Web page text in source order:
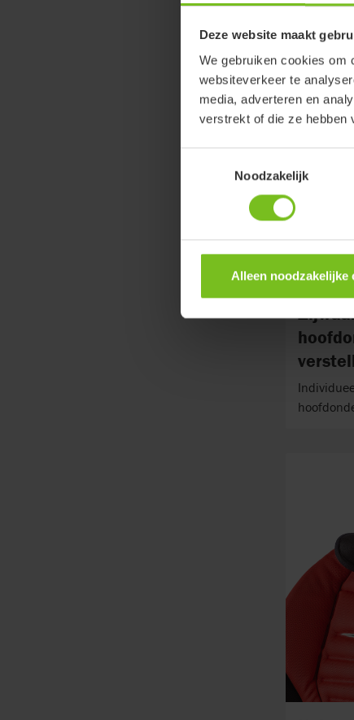
Deze website maakt
We gebruiken cookies om
websiteverkeer te
media, adverteren en
verstrekt of die ze hebben
Noodzakelijk
Alleen noodzakelijke